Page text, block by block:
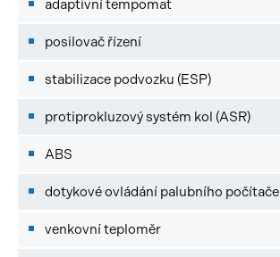
adaptivní tempomat
posilovač řízení
stabilizace podvozku (ESP)
protiprokluzový systém kol (ASR)
ABS
dotykové ovládání palubního počítače
venkovní teploměr